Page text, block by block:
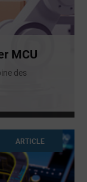
MCU
des
ARTICLE